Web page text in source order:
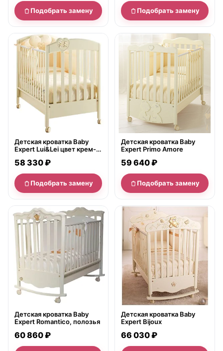
Подобрать замену Подобрать замену
нет в продаже
Детская кроватка Baby
Expert Lui&Lei цвет крем-
58 330 ₽
Подобрать замену
нет в продаже
Детская кроватка Baby
Expert Primo Amore
59 640 ₽
Подобрать замену
нет в продаже
Детская кроватка Baby
Expert Romantico, полозья
60 860 ₽
нет в продаже
Детская кроватка Baby
Expert Bijoux
66 030 ₽